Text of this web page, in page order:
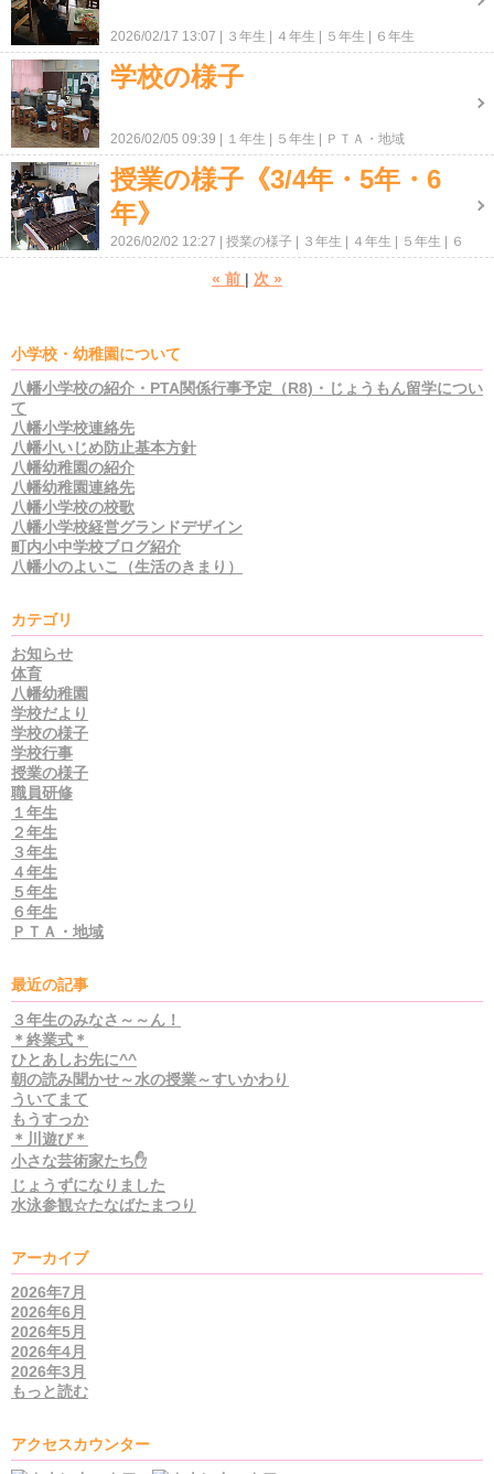
2026/02/17 13:07 ３年生 ４年生 ５年生 ６年生
学校の様子
2026/02/05 09:39 １年生 ５年生 ＰＴＡ・地域
授業の様子《3/4年・5年・6
年》
2026/02/02 12:27 授業の様子 ３年生 ４年生 ５年生
６
年生
« 前 次 »
小学校・幼稚園について
八幡小学校の紹介・PTA関係行事予定（R8)・じょうもん留学につい
て
八幡小学校連絡先
八幡小いじめ防止基本方針
八幡幼稚園の紹介
八幡幼稚園連絡先
八幡小学校の校歌
八幡小学校経営グランドデザイン
町内小中学校ブログ紹介
八幡小のよいこ（生活のきまり）
カテゴリ
お知らせ
体育
八幡幼稚園
学校だより
学校の様子
学校行事
授業の様子
職員研修
１年生
２年生
３年生
４年生
５年生
６年生
ＰＴＡ・地域
最近の記事
３年生のみなさ～～ん！
＊終業式＊
ひとあしお先に^^
朝の読み聞かせ～水の授業～すいかわり
ういてまて
もうすっか
＊川遊び＊
小さな芸術家たち✋
じょうずになりました
水泳参観☆たなばたまつり
アーカイブ
2026年7月
2026年6月
2026年5月
2026年4月
2026年3月
もっと読む
アクセスカウンター